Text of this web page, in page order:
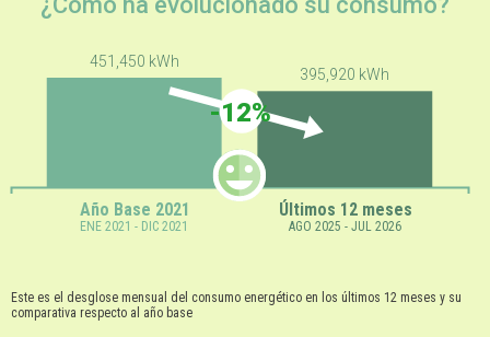
Año Base 2021 Últimos 12 meses
ENE 2021 - DIC 2021 AGO 2025 - JUL 2026
451,450 kWh
395,920 kWh
-12%
Este es el desglose mensual del consumo energético en los últimos 12 meses y su
comparativa respecto al año base